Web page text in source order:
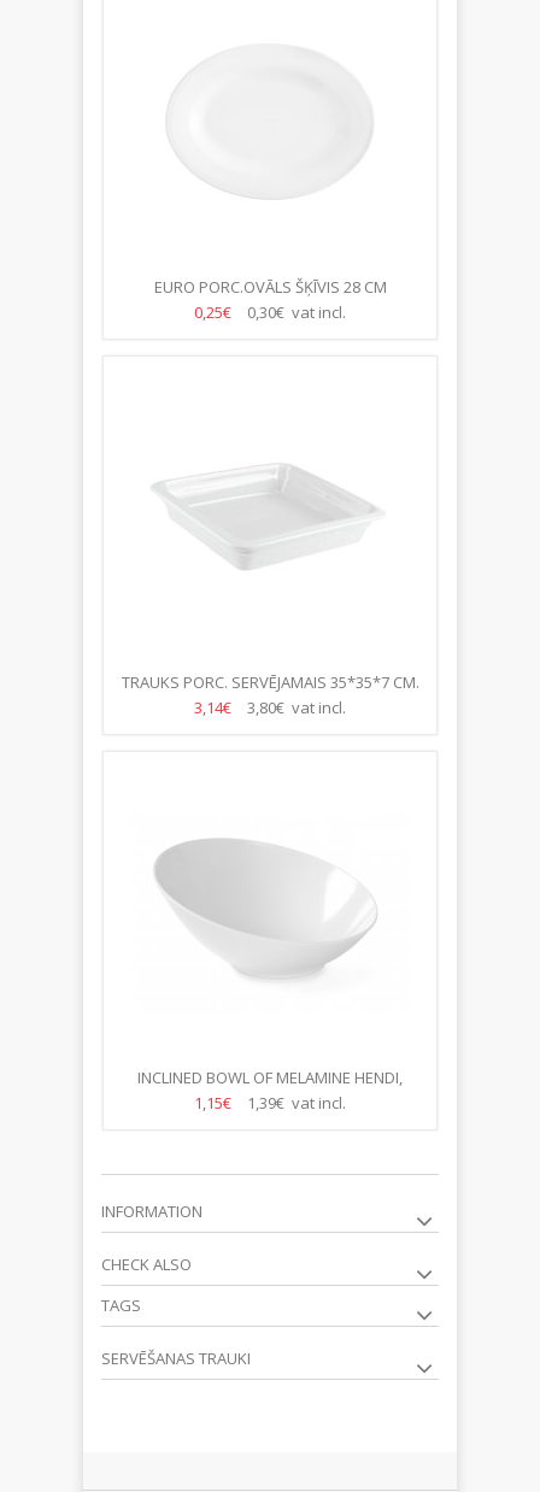
EURO PORC.OVĀLS ŠĶĪVIS 28 CM
0,25€
0,30€ vat incl.
TRAUKS PORC. SERVĒJAMAIS 35*35*7 CM.
MIX & PLAY, DZIĻAIS
3,14€ 3,80€ vat incl.
INCLINED BOWL OF MELAMINE HENDI,
36*35X(H)16.3CM
1,15€ 1,39€ vat incl.
INFORMATION
CHECK ALSO
TAGS
SERVĒŠANAS TRAUKI